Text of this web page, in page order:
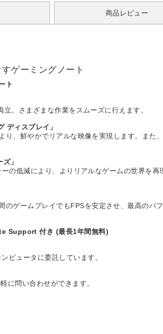
商品レビュー
ゲーミングノート
ト
。さまざまな作業をスムーズに行えます。
ディスプレイ」
、鮮やかでリアルな映像を実現します。また
」
の低減により、よりリアルなゲームの世界を
ゲームプレイでもFPSを安定させ、最高のパ
Support 付き (最長1年間無料)
ピュータに委託しています。
に問い合わせができます。